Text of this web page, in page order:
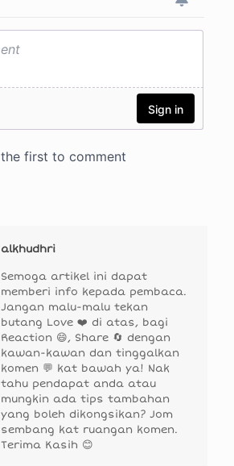
alkhudhri
Semoga artikel ini dapat
memberi info kepada pembaca.
Jangan malu-malu tekan
butang Love ❤️ di atas, bagi
Reaction 😄, Share 🔄 dengan
kawan-kawan dan tinggalkan
komen 💬 kat bawah ya! Nak
tahu pendapat anda atau
mungkin ada tips tambahan
yang boleh dikongsikan? Jom
sembang kat ruangan komen.
Terima Kasih 😊